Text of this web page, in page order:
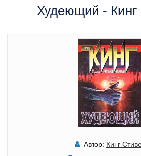
Худеющий - Кинг
Автор: Кинг